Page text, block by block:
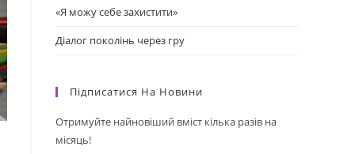
«Я можу себе захистити»
Діалог поколінь через гру
Підписатися На Новини
Отримуйте найновіший вміст кілька разів на
місяць!